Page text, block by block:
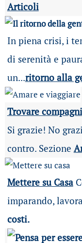
Articoli
In piena crisi, i
di serenità e
un...ritorno alla
Trovare
Si grazie! No
contro. Sezione
Mettere su Casa
imparando,
costi.